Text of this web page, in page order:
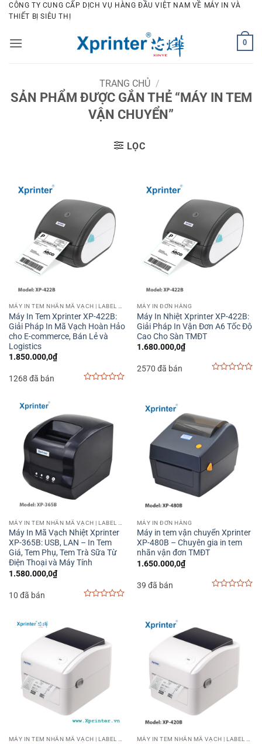
Bỏ
qua
dung
CÔNG TY CUNG CẤP DỊCH VỤ HÀNG ĐẦU VIỆT NAM VỀ MÁY IN VÀ
THIẾT BỊ SIÊU THỊ
0
TRANG CHỦ /
SẢN PHẨM ĐƯỢC GẮN THẺ “MÁY IN TEM
VẬN CHUYỂN”
LỌC
Máy In Tem Xprinter XP-422B:
Giải Pháp In Mã Vạch Hoàn Hảo
cho E-commerce, Bán Lẻ và
Logistics
1.850.000,0₫
1268 đã bán
MÁY IN ĐƠN HÀNG
Máy In Nhiệt Xprinter XP-422B:
Giải Pháp In Vận Đơn A6 Tốc Độ
Cao Cho Sàn TMĐT
1.680.000,0₫
2570 đã bán
Máy In Mã Vạch Nhiệt Xprinter
XP-365B: USB, LAN – In Tem
Giá, Tem Phụ, Tem Trà Sữa Từ
Điện Thoại và Máy Tính
1.580.000,0₫
10 đã bán
MÁY IN ĐƠN HÀNG
Máy in tem vận chuyển Xprinter
XP-480B – Chuyên gia in tem
nhãn vận đơn TMĐT
1.650.000,0₫
39 đã bán
MÁY IN TEM NHÃN MÃ VẠCH | LABEL BARCODE PRINTER MÁY IN TEM NHÃN MÃ VẠCH | LABEL BARCODE PRINTER